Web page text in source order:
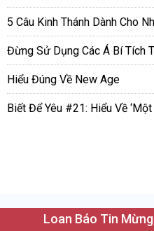
5 Câu Kinh Thánh Dành Cho
Đừng Sử Dụng Các Á Bí Tích
Hiểu Đúng Về New Age
Biết Để Yêu #21: Hiểu Về ‘Một
Loan Báo Tin